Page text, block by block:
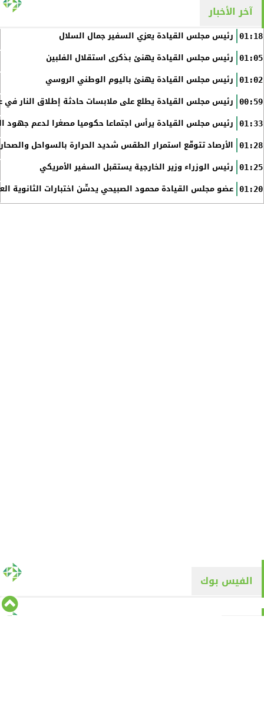
آخر الأخبار
01:18 رئيس مجلس القيادة يعزي السفير جمال السلال
01:05 رئيس مجلس القيادة يهنئ بذكرى استقلال الفلبين
01:02 رئيس مجلس القيادة يهنئ باليوم الوطني الروسي
00:59 رئيس مجلس القيادة يطلع على ملابسات حادثة إطلاق النار في
01:33 رئيس مجلس القيادة يرأس اجتماعا حكوميا مصغرا لدعم جهود
01:28 الأرصاد تتوقّع استمرار الطقس شديد الحرارة بالسواحل
01:25 رئيس الوزراء وزير الخارجية يستقبل السفير الأمريكي
01:20 عضو مجلس القيادة محمود الصبيحي يدشّن اختبارات الثانوية
الفيس بوك